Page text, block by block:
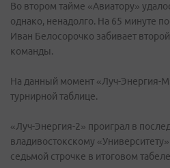
Во втором тайме «Авиатору»
однако, ненадолго. На 65 минуте
Иван Белосорочко забивает
команды.
На данный момент «Луч-Энергия-
турнирной таблице.
«Луч-Энергия-2» проиграл в
владивостокскому
седьмой строчке в итоговом